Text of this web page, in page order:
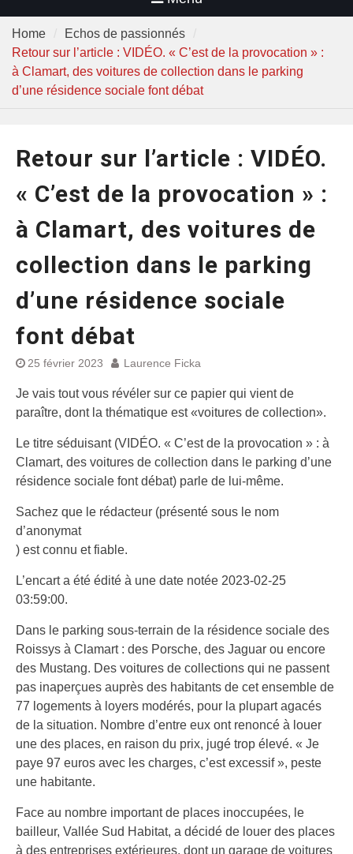
Home
Echos de passionnés
Retour sur l’article : VIDÉO. « C’est de la provocation » :
à Clamart, des voitures de collection dans le parking
d’une résidence sociale font débat
Retour sur l’article : VIDÉO.
« C’est de la provocation » :
à Clamart, des voitures de
collection dans le parking
d’une résidence sociale
font débat
25 février 2023 Laurence Ficka
Je vais tout vous révéler sur ce papier qui vient de
paraître, dont la thématique est «voitures de collection».
Le titre séduisant (VIDÉO. « C’est de la provocation » : à
Clamart, des voitures de collection dans le parking d’une
résidence sociale font débat) parle de lui-même.
Sachez que le rédacteur (présenté sous le nom
d’anonymat
) est connu et fiable.
L’encart a été édité à une date notée 2023-02-25
03:59:00.
Dans le parking sous-terrain de la résidence sociale des
Roissys à Clamart : des Porsche, des Jaguar ou encore
des Mustang. Des voitures de collections qui ne passent
pas inaperçues auprès des habitants de cet ensemble de
77 logements à loyers modérés, pour la plupart agacés
de la situation. Nombre d’entre eux ont renoncé à louer
une des places, en raison du prix, jugé trop élevé. « Je
paye 97 euros avec les charges, c’est excessif », peste
une habitante.
Face au nombre important de places inoccupées, le
bailleur, Vallée Sud Habitat, a décidé de louer des places
à des entreprises extérieures, dont un garage de voitures